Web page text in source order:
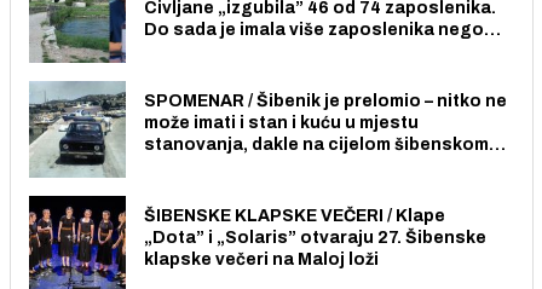
Civljane „izgubila” 46 od 74 zaposlenika.
Do sada je imala više zaposlenika nego
SPOMENAR / Šibenik je prelomio – nitko ne
može imati i stan i kuću u mjestu
stanovanja, dakle na cijelom šibenskom
ŠIBENSKE KLAPSKE VEČERI / Klape
„Dota” i „Solaris” otvaraju 27. Šibenske
klapske večeri na Maloj loži